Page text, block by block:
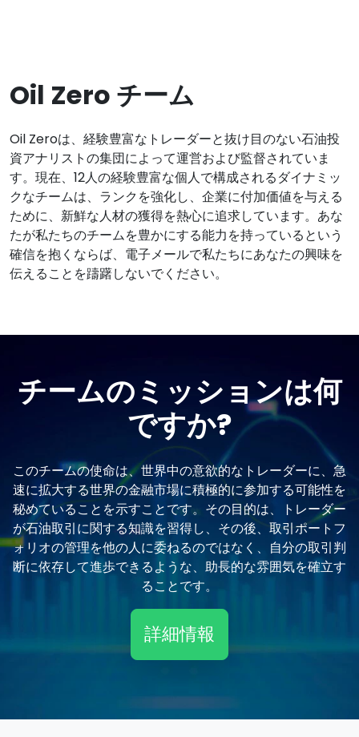
Oil Zero チーム
Oil Zeroは、経験豊富なトレーダーと抜け目のない石油投
資アナリストの集団によって運営および監督されていま
す。現在、12人の経験豊富な個人で構成されるダイナミッ
クなチームは、ランクを強化し、企業に付加価値を与える
ために、新鮮な人材の獲得を熱心に追求しています。あな
たが私たちのチームを豊かにする能力を持っているという
確信を抱くならば、電子メールで私たちにあなたの興味を
伝えることを躊躇しないでください。
チームのミッションは何
ですか?
このチームの使命は、世界中の意欲的なトレーダーに、急
速に拡大する世界の金融市場に積極的に参加する可能性を
秘めていることを示すことです。その目的は、トレーダー
が石油取引に関する知識を習得し、その後、取引ポートフ
ォリオの管理を他の人に委ねるのではなく、自分の取引判
断に依存して進歩できるような、助長的な雰囲気を確立す
ることです。
詳細情報